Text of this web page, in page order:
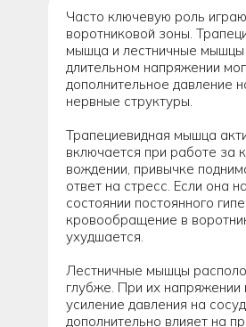
Часто ключевую роль
воротниковой зоны.
мышца и лестничные мышцы
длительном напряжении
дополнительное давление
нервные структуры.
Трапециевидная мышца
включается при работе за
вождении, привычке
ответ на стресс. Если она
состоянии постоянного
кровообращение в
ухудшается.
Лестничные мышцы
глубже. При их
усиление давления на
дополнительно влияет на